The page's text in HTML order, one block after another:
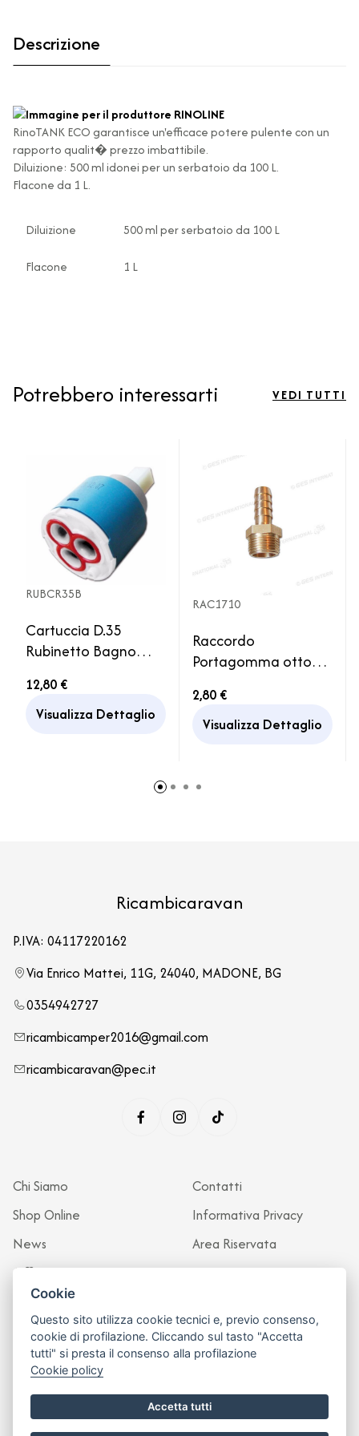
Descrizione
RinoTANK ECOgarantisce un'efficace potere pulente con un
rapporto qualit� prezzo imbattibile.
Diluizione: 500 ml idonei per un serbatoio da 100 L.
Flacone da 1 L.
Diluizione 500 ml per serbatoio da 100 L
Flacone 1 L
Potrebbero interessarti VEDI TUTTI
RUBCR35B
Cartuccia D.35
Rubinetto Bagno
Miscelatore
12,80 €
Visualizza Dettaglio
RAC1710
Raccordo
Portagomma ottone
diam.10mm acqua
Camper
2,80 €
Visualizza Dettaglio
Ricambicaravan
P.IVA: 04117220162
Via Enrico Mattei, 11G, 24040, MADONE, BG
0354942727
ricambicamper2016@gmail.com
ricambicaravan@pec.it
Chi Siamo
Shop Online
News
Officina
Contatti
Informativa Privacy
Area Riservata
Cookie
Questo sito utilizza cookie tecnici e, previo consenso,
cookie di profilazione. Cliccando sul tasto "Accetta
tutti" si presta il consenso alla profilazione
Cookie policy
Accetta tutti